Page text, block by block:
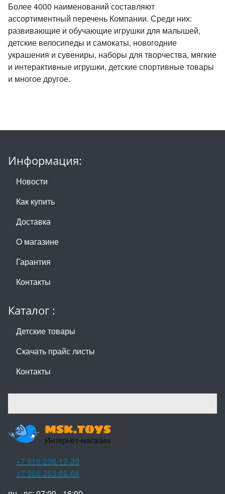
Более 4000 наименований составляют
ассортиментный перечень Компании. Среди них:
развивающие и обучающие игрушки для малышей,
детские велосипеды и самокаты, новогодние
украшения и сувениры, наборы для творчества, мягкие
и интерактивные игрушки, детские спортивные товары
и многое другое.
Информация:
Новости
Как купить
Доставка
О магазине
Гарантия
Контакты
Каталог :
Детские товары
Скачать прайс листы
Контакты
+7 916 236-17-30
+7 966 353-66-64